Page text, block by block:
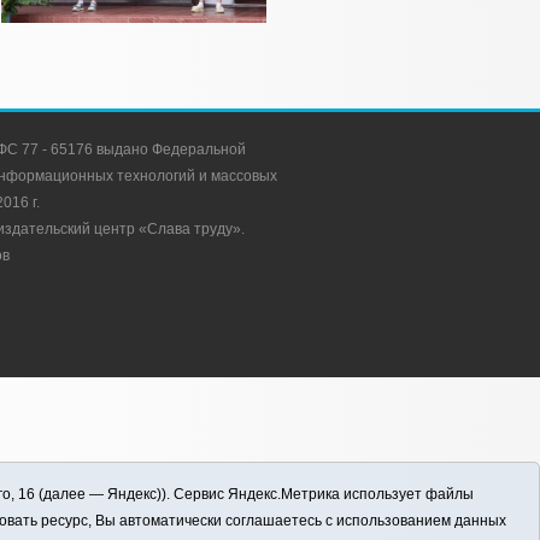
77 - 65176 выдано Федеральной
технологий и массовых
г.
центр «Слава труду».
16 (далее — Яндекс)). Сервис Яндекс.Метрика использует файлы
ресурс, Вы автоматически соглашаетесь с использованием данных